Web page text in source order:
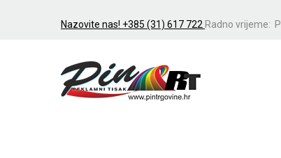
Nazovite nas! +385 (31) 617 722 Radno vrijeme: